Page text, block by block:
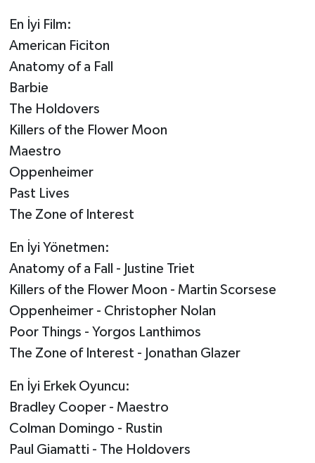
En İyi Film:
American Ficiton
Anatomy of a Fall
Barbie
The Holdovers
Killers of the Flower Moon
Maestro
Oppenheimer
Past Lives
The Zone of Interest
En İyi Yönetmen:
Anatomy of a Fall - Justine Triet
Killers of the Flower Moon - Martin Scorsese
Oppenheimer - Christopher Nolan
Poor Things - Yorgos Lanthimos
The Zone of Interest - Jonathan Glazer
En İyi Erkek Oyuncu:
Bradley Cooper - Maestro
Colman Domingo - Rustin
Paul Giamatti - The Holdovers